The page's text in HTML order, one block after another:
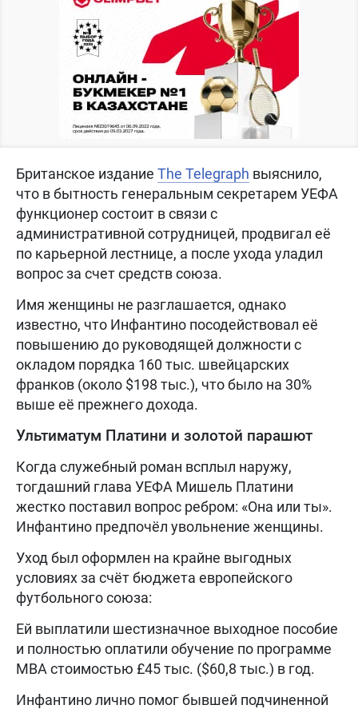
Британское издание The Telegraph выяснило,
что в бытность генеральным секретарем УЕФА
функционер состоит в связи с
административной сотрудницей, продвигал её
по карьерной лестнице, а после ухода уладил
вопрос за счет средств союза.
Имя женщины не разглашается, однако
известно, что Инфантино посодействовал её
повышению до руководящей должности с
окладом порядка 160 тыс. швейцарских
франков (около $198 тыс.), что было на 30%
выше её прежнего дохода.
Ультиматум Платини и золотой парашют
Когда служебный роман всплыл наружу,
тогдашний глава УЕФА Мишель Платини
жестко поставил вопрос ребром: «Она или ты».
Инфантино предпочёл увольнение женщины.
Уход был оформлен на крайне выгодных
условиях за счёт бюджета европейского
футбольного союза:
Ей выплатили шестизначное выходное пособие
и полностью оплатили обучение по программе
MBA стоимостью £45 тыс. ($60,8 тыс.) в год.
Инфантино лично помог бывшей подчиненной